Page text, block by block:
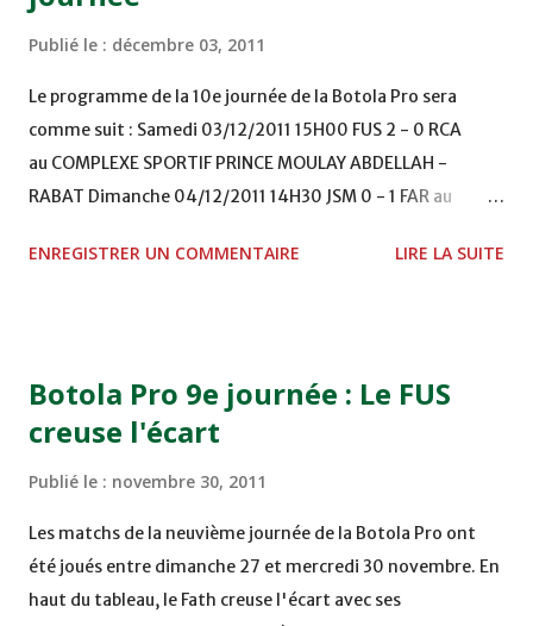
Publié le : décembre 03, 2011
Le programme de la 10e journée de la Botola Pro sera
comme suit : Samedi 03/12/2011 15H00 FUS 2 - 0 RCA
au COMPLEXE SPORTIF PRINCE MOULAY ABDELLAH -
RABAT Dimanche 04/12/2011 14H30 JSM 0 - 1 FAR au
TERRAIN EL ABDI - EL JADIDA 16h30 OCK 0 - 1 HUSA
Mardi 06/12/2011 15H00 WAF - OCS au COMPLEXE SPORTIF
DE FES - FES WAC - MAS Reporté pour cause de finale de la
ENREGISTRER UN COMMENTAIRE LIRE LA SUITE
Botola Pro 9e journée : Le FUS
creuse l'écart
Publié le : novembre 30, 2011
Les matchs de la neuvième journée de la Botola Pro ont
été joués entre dimanche 27 et mercredi 30 novembre. En
haut du tableau, le Fath creuse l'écart avec ses